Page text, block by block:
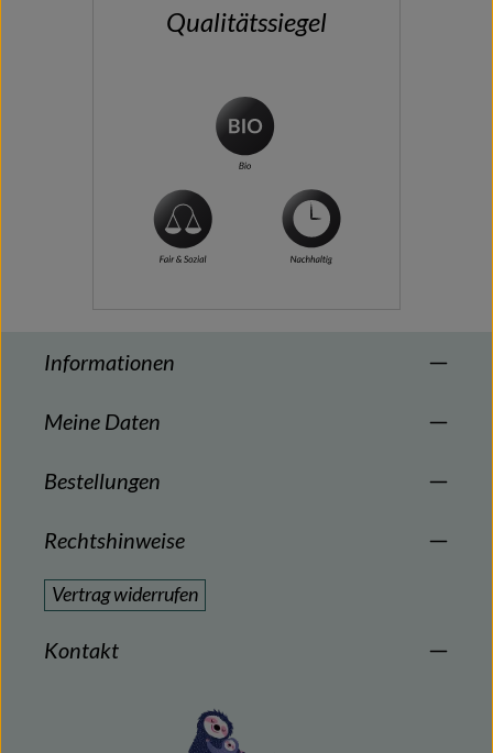
Qualitätssiegel
Informationen
Meine Daten
Bestellungen
Rechtshinweise
Vertrag widerrufen
Kontakt